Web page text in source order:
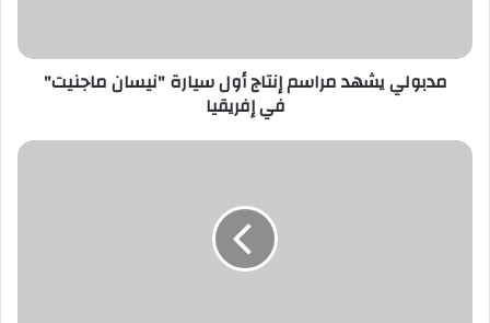
في
إفريقيامدبولي يشهد مراسم إنتاج أول سيارة "نيسان ماجنيت"
في إفريقيا
وزير